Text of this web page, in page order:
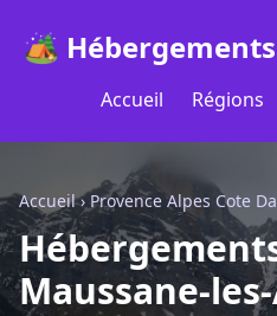
🏕️
Accueil Régions
Accueil›Provence Alpes Cote
Maussane-